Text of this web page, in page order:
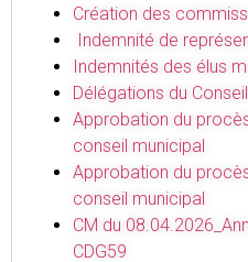
Création des
Indemnité de
Indemnités des élus
Délégations du
Approbation du
conseil municipal
Approbation du
conseil municipal
CM du
CDG59